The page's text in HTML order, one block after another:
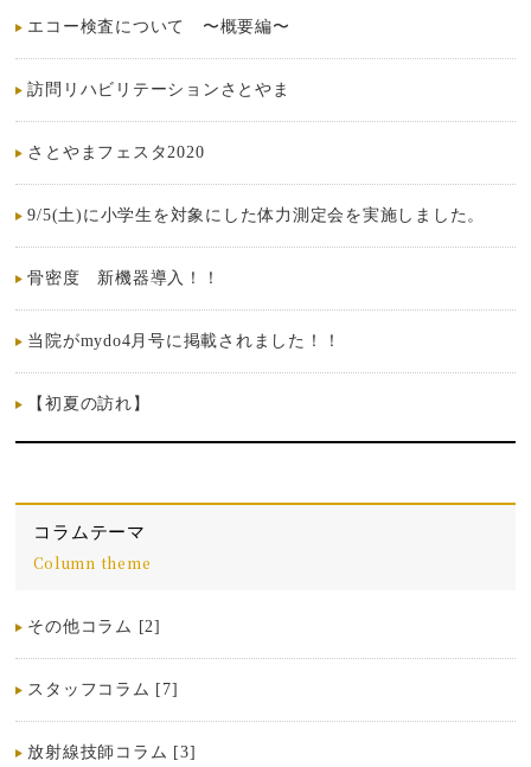
エコー検査について 〜概要編〜
訪問リハビリテーションさとやま
さとやまフェスタ2020
9/5(土)に小学生を対象にした体力測定会を実施しました。
骨密度 新機器導入！！
当院がmydo4月号に掲載されました！！
【初夏の訪れ】
コラムテーマ
Column theme
その他コラム [2]
スタッフコラム [7]
放射線技師コラム [3]